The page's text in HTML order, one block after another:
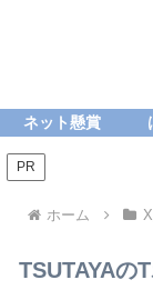
ネット懸賞
PR
ホーム
TSUTAYAの